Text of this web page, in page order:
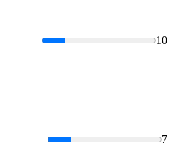
10
7